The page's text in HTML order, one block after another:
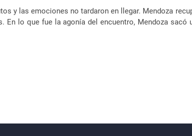
y las emociones no tardaron en llegar. Mendoza
lo que fue la agonía del encuentro, Mendoza